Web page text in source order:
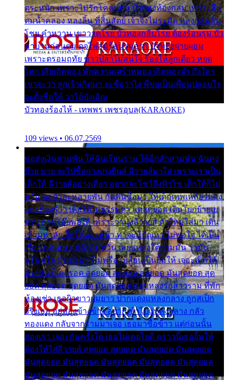
ตระหนัก เพราะไม่รักโคลนตม บัวทองท้องกลม เพราะลืม
ตมน้ำคลอง หลงลิ้น ที่สิ้นสัตย์ เจ้าจึงไม่ระมัด หลงกลิ่นลิ้น
โชย คำหวาน เขาวาดโรย บัวทองกลีบโรย ต้องร้อนรุม บัว
มาบานก่อนตูม ดุจไฟสุมร้อนรุมอุรา บัวทองผ่ายผอม
เพราะตรอมฤทัย ข้าวปลาไม่สนใจ ร้องไห้ลูกเดียว หยุด
โศก เสียเถิดทอง พักความเศร้าหมอง เถิดทองจ๋า ถึงใคร
เขาจะว่า ลูกเจ้าเกิดมา จะชื่อว่าไง พี่ขอเป็นเพื่อนปลอบใจ
จะตั้งชื่อให้ ว่าไอ้บังเอิญ
บัวทองร้องไห้ - เทพพร เพชรอุบล(KARAOKE)
109 views • 06.07.2569
พ่อส่งเงินสามพัน ให้ฉันเรียนราม ได้อีกสักสามพัน ฉันคง
บ๊าย บาย จะไปซื้อกางเกงยีนส์ ลีวายส์มาใส่ เพราะเราเป็น
เด็กใต้ ลีวายส์อย่างเดียว อยากจะโชว์ถึงหิวโซ เด็กใต้ก็ไม่
หวั่น ตกตัวละหลายพัน กัดฟันซื้อมา ให้เด็กเทพเหลียวมอง
และต้องรู้ว่า เด็กใต้ไม่ธรรมดา แต่สุดยอด เดินโยกย้ายเย
ยวน กวนโอ๊ยพอได้ เพราะว่านุ่งลีวายส์ ตัวใหม่ใส่มา เดิน
เข้ามหาลัย จิ๊กโก๊มองหน้า ท่าจะมีปัญหา ไม่พอใจ ได้เป็น
เรื่องแน่นอน แต่ฉันไม่หวั่น เลยแหลงใต้ถามมัน ว่ามัน
พรั่นพรือ มันตอบว่าไม่พรื่อ เปลี่ยนเป็นยิ้มให้ เจอะเด็กใต้
ด้วยกัน ก็เลยรอด สุดยอด สุดยอด สุดยอด มันสุดยอด สุด
ยอด สุดยอด สุดยอด มันสุดยอด แอบหลงรักสาวราม ที่พัก
ห้องเช่า เธอผิวขาวผมยาว ปากแดงแหลงกลาง ถูกสเป็ก
จริงเธอ อยู่ห้องข้างข้าง อยากเข้าไปแหลงกลาง กลัว
ทองแดง กลับจากรามมาเจอ เธอมาซื้อข้าว แต่ก่อนนั้น
สองเรา เจอะกันครั้งใด เธอไม่เคยไยดี คราวนี้เธอยิ้มให้
ต้องให้ใส่ลีวายส์ สุดยอด สุดยอด มันสุดยอด มันสุดยอด
มันสุดยอด มันสุดยอด มันสุดยอด มันสุดยอด มันสุดยอด
มันสุดยอด มันสุดยอด มันสุดยอด มันสุดยอด มันสุดยอด